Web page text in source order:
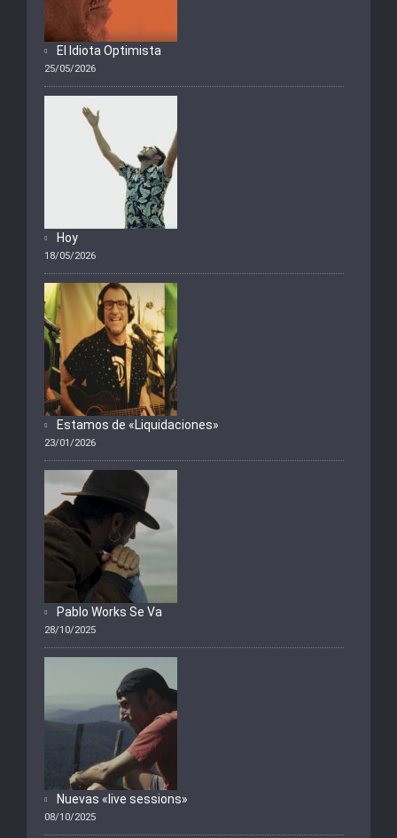
El Idiota Optimista
25/05/2026
Hoy
18/05/2026
Estamos de «Liquidaciones»
23/01/2026
Pablo Works Se Va
28/10/2025
Nuevas «live sessions»
08/10/2025